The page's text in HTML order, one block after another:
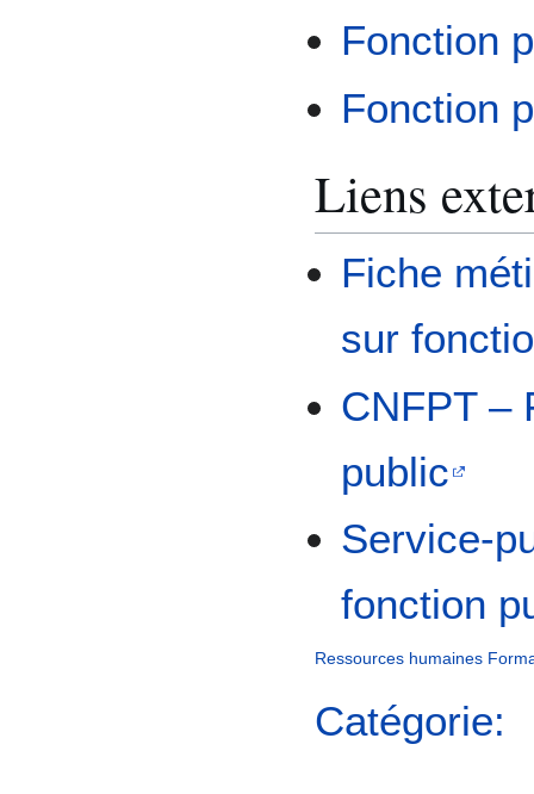
Fonction
Fonction
Liens
Fiche
sur
CNFPT –
public
Service-
fonction
Ressources humaines
Catégorie: